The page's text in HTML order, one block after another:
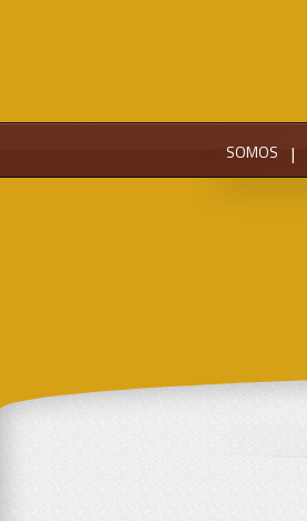
SOMOS
|